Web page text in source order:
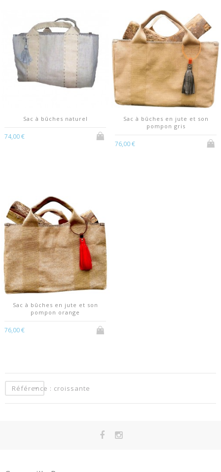
Sac à bûches naturel
74,00 €
Sac à bûches en jute et son
pompon gris
76,00 €
Sac à bûches en jute et son
pompon orange
76,00 €
Référence : croissante